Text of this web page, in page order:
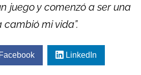
juego y comenzó a ser una
cambió mi vida”.
Facebook LinkedIn